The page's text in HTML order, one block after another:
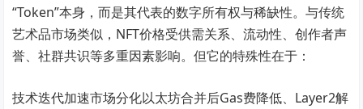
“Token”本身，而是其代表的数字所有权与稀缺性。与传统
艺术品市场类似，NFT价格受供需关系、流动性、创作者声
誉、社群共识等多重因素影响。但它的特殊性在于：
技术迭代加速市场分化以太坊合并后Gas费降低、Layer2解